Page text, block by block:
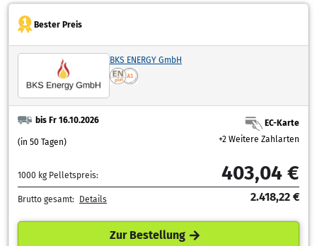
Bester Preis
BKS ENERGY GmbH
bis Fr 16.10.2026
(in 50 Tagen)
EC-Karte
+2 Weitere Zahlarten
1000 kg Pelletspreis: 403,04 €
Brutto gesamt: Details 2.418,22 €
Zur Bestellung